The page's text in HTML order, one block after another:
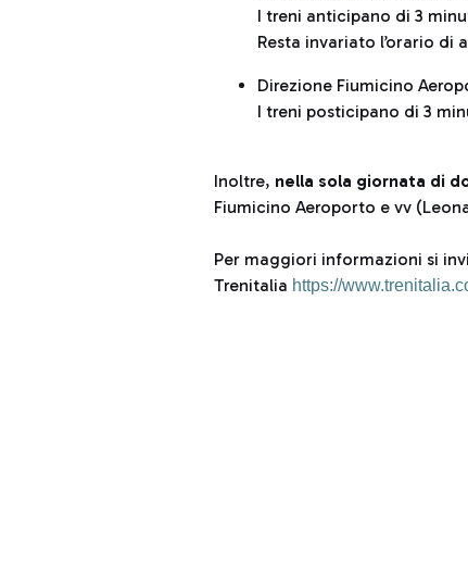
I treni anticipano di 3
Resta invariato l’orario di
Direzione Fiumicino
I treni posticipano di 3
Inoltre, nella sola giornata di
Fiumicino Aeroporto e vv
Per maggiori informazioni si
Trenitalia https://